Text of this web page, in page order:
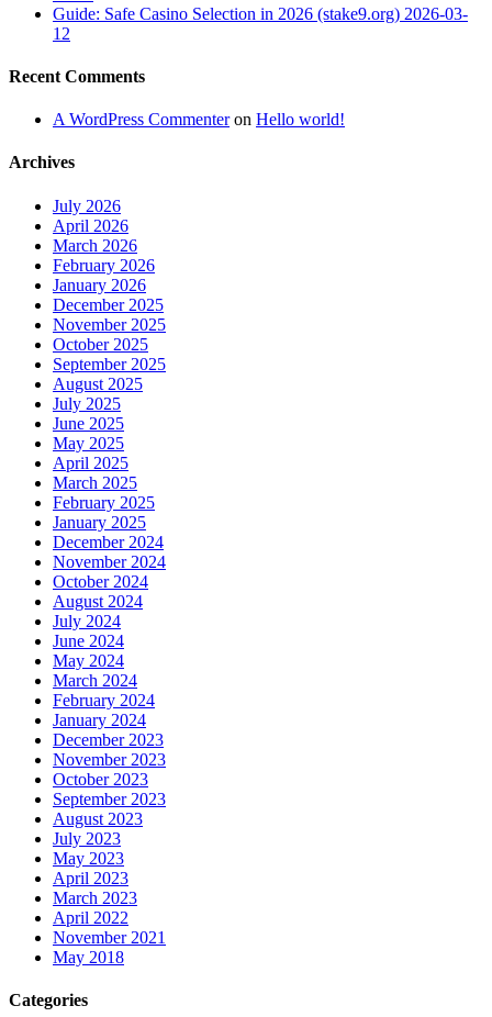
Guide: Safe Casino Selection in 2026 (stake9.org) 2026-03-
12
Recent Comments
A WordPress Commenteron Hello world!
Archives
July 2026
April 2026
March 2026
February 2026
January 2026
December 2025
November 2025
October 2025
September 2025
August 2025
July 2025
June 2025
May 2025
April 2025
March 2025
February 2025
January 2025
December 2024
November 2024
October 2024
August 2024
July 2024
June 2024
May 2024
March 2024
February 2024
January 2024
December 2023
November 2023
October 2023
September 2023
August 2023
July 2023
May 2023
April 2023
March 2023
April 2022
November 2021
May 2018
Categories